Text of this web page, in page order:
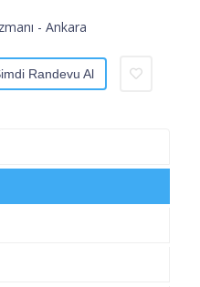
- Ankara
Randevu Al